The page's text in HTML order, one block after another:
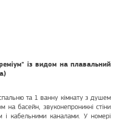
із видом на плавальний
та 1 ванну кімнату з душем
басейн, звуконепроникні стіни
і кабельними каналами. У номері